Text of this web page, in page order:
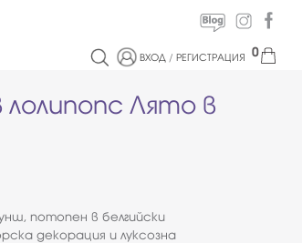
ВХОД /РЕГИСТРАЦИЯ 0
Лято в
потопен в белгийски
декорация и луксозна